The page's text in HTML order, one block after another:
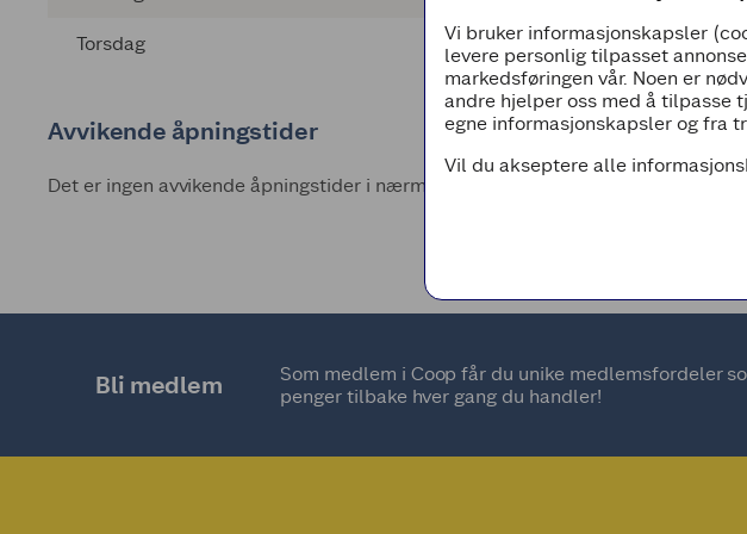
Torsdag 08:00 -
Avvikende åpningstider
Det er ingen avvikende åpningstider i nærmeste fremtid
Bli medlem
Som medlem i Coop får du unike medlemsfordeler
penger tilbake hver gang du handler!
Vi bruker informasjonskapsler
levere personlig tilpasset
markedsføringen vår. Noen er
andre hjelper oss med å tilpasse
egne informasjonskapsler og fra
Vil du akseptere alle